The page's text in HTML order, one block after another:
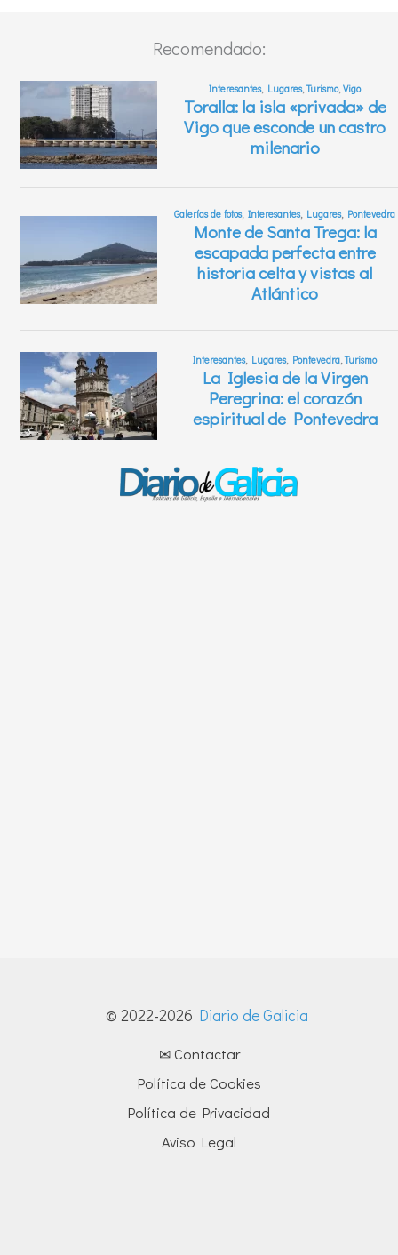
Recomendado:
© 2022-2026 Diario de Galicia
✉ Contactar
Política de Cookies
Política de Privacidad
Aviso Legal